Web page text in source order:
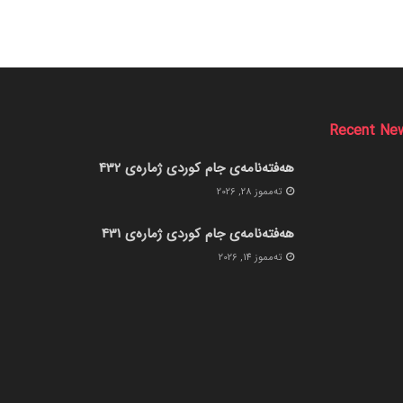
Recent
هەفتەنامەی جام کوردی ژمارەی 432
ته‌مموز 28, 2026
هەفتەنامەی جام کوردی ژمارەی 431
ته‌مموز 14, 2026